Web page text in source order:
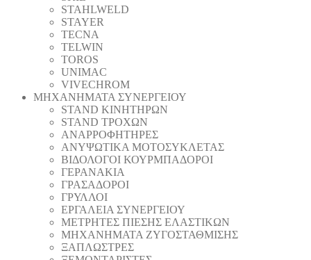
STAHLWELD
STAYER
TECNA
TELWIN
TOROS
UNIMAC
VIVECHROM
ΜΗΧΑΝΗΜΑΤΑ ΣΥΝΕΡΓΕΙΟΥ
STAND ΚΙΝΗΤΗΡΩΝ
STAND ΤΡΟΧΩΝ
ΑΝΑΡΡΟΦΗΤΗΡΕΣ
ΑΝΥΨΩΤΙΚΑ ΜΟΤΟΣΥΚΛΕΤΑΣ
ΒΙΔΟΛΟΓΟΙ ΚΟΥΡΜΠΑΔΟΡΟΙ
ΓΕΡΑΝΑΚΙΑ
ΓΡΑΣΑΔΟΡΟΙ
ΓΡΥΛΛΟΙ
ΕΡΓΑΛΕΙΑ ΣΥΝΕΡΓΕΙΟΥ
ΜΕΤΡΗΤΕΣ ΠΙΕΣΗΣ ΕΛΑΣΤΙΚΩΝ
ΜΗΧΑΝΗΜΑΤΑ ΖΥΓΟΣΤΑΘΜΙΣΗΣ
ΞΑΠΛΩΣΤΡΕΣ